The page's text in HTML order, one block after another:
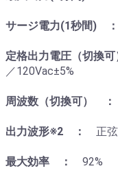
サージ電力(1秒間)
定格出力電圧（切換
／120Vac±5%
周波数（切換可）
出力波形※2 ： 正
最大効率 ： 92%